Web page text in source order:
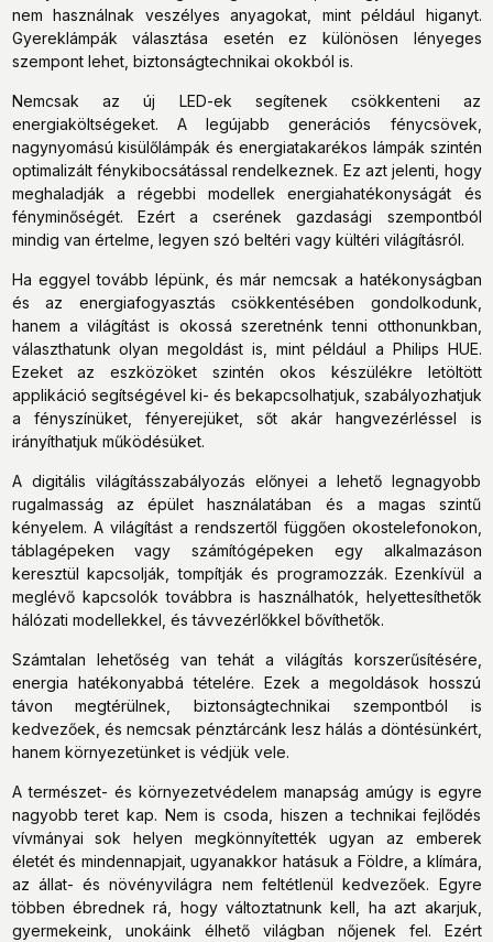
nem használnak veszélyes anyagokat, mint például higanyt.
Gyereklámpák választása esetén ez különösen lényeges
szempont lehet, biztonságtechnikai okokból is.
Nemcsak az új LED-ek segítenek csökkenteni az
energiaköltségeket. A legújabb generációs fénycsövek,
nagynyomású kisülőlámpák és energiatakarékos lámpák szintén
optimalizált fénykibocsátással rendelkeznek. Ez azt jelenti, hogy
meghaladják a régebbi modellek energiahatékonyságát és
fényminőségét. Ezért a cserének gazdasági szempontból
mindig van értelme, legyen szó beltéri vagy kültéri világításról.
Ha eggyel tovább lépünk, és már nemcsak a hatékonyságban
és az energiafogyasztás csökkentésében gondolkodunk,
hanem a világítást is okossá szeretnénk tenni otthonunkban,
választhatunk olyan megoldást is, mint például a Philips HUE.
Ezeket az eszközöket szintén okos készülékre letöltött
applikáció segítségével ki- és bekapcsolhatjuk, szabályozhatjuk
a fényszínüket, fényerejüket, sőt akár hangvezérléssel is
irányíthatjuk működésüket.
A digitális világításszabályozás előnyei a lehető legnagyobb
rugalmasság az épület használatában és a magas szintű
kényelem. A világítást a rendszertől függően okostelefonokon,
táblagépeken vagy számítógépeken egy alkalmazáson
keresztül kapcsolják, tompítják és programozzák. Ezenkívül a
meglévő kapcsolók továbbra is használhatók, helyettesíthetők
hálózati modellekkel, és távvezérlőkkel bővíthetők.
Számtalan lehetőség van tehát a világítás korszerűsítésére,
energia hatékonyabbá tételére. Ezek a megoldások hosszú
távon megtérülnek, biztonságtechnikai szempontból is
kedvezőek, és nemcsak pénztárcánk lesz hálás a döntésünkért,
hanem környezetünket is védjük vele.
A természet- és környezetvédelem manapság amúgy is egyre
nagyobb teret kap. Nem is csoda, hiszen a technikai fejlődés
vívmányai sok helyen megkönnyítették ugyan az emberek
életét és mindennapjait, ugyanakkor hatásuk a Földre, a klímára,
az állat- és növényvilágra nem feltétlenül kedvezőek. Egyre
többen ébrednek rá, hogy változtatnunk kell, ha azt akarjuk,
gyermekeink, unokáink élhető világban nőjenek fel. Ezért